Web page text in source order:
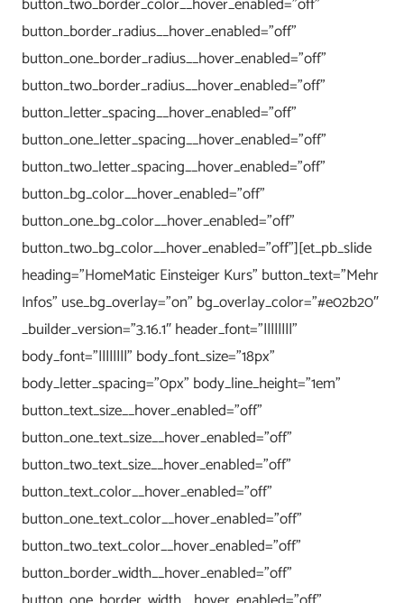
button_border_radius__hover_enabled=”off”
button_one_border_radius__hover_enabled=”off”
button_two_border_radius__hover_enabled=”off”
button_letter_spacing__hover_enabled=”off”
button_one_letter_spacing__hover_enabled=”off”
button_two_letter_spacing__hover_enabled=”off”
button_bg_color__hover_enabled=”off”
button_one_bg_color__hover_enabled=”off”
button_two_bg_color__hover_enabled=”off”][et_pb_slide
heading=”HomeMatic Einsteiger Kurs” button_text=”Mehr
Infos” use_bg_overlay=”on” bg_overlay_color=”#e02b20″
_builder_version=”3.16.1″ header_font=”||||||||”
body_font=”||||||||” body_font_size=”18px”
body_letter_spacing=”0px” body_line_height=”1em”
button_text_size__hover_enabled=”off”
button_one_text_size__hover_enabled=”off”
button_two_text_size__hover_enabled=”off”
button_text_color__hover_enabled=”off”
button_one_text_color__hover_enabled=”off”
button_two_text_color__hover_enabled=”off”
button_border_width__hover_enabled=”off”